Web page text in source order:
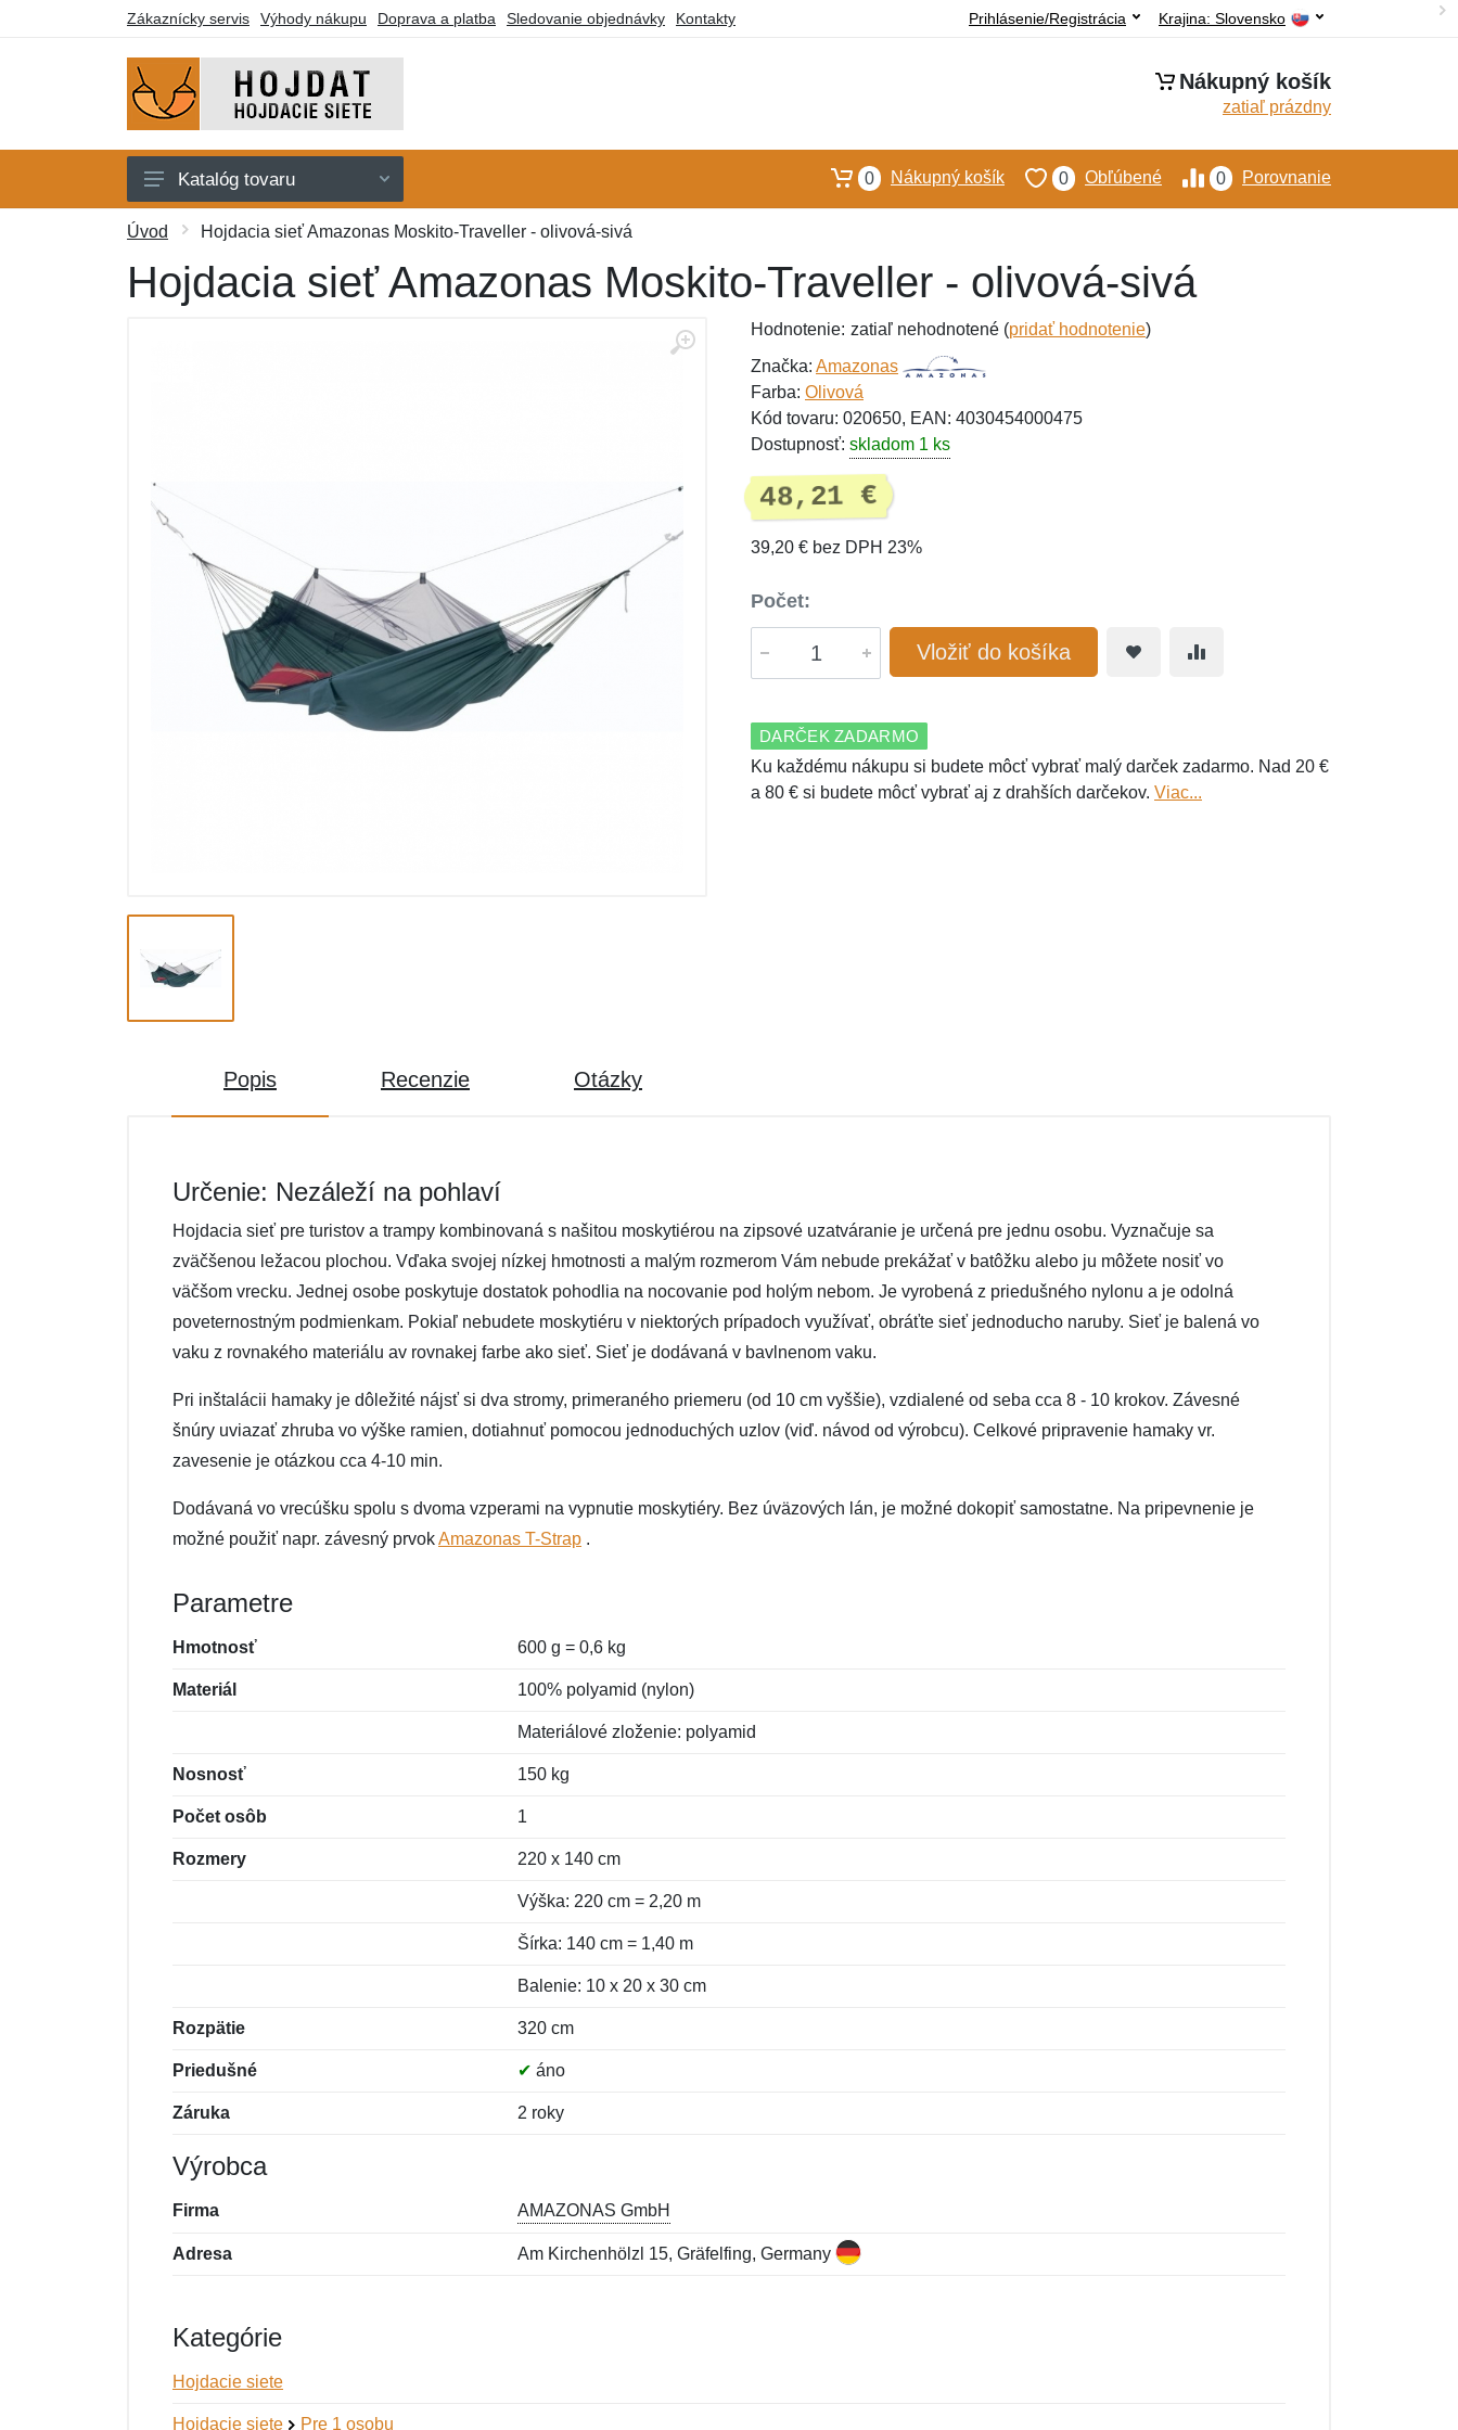
Zákaznícky servis Výhody nákupu Doprava a platba Sledovanie objednávky Kontakty Krajina: Slovensko
Prihlásenie/Registrácia
Nákupný košík
zatiaľ prázdny
Hojdacie siete
Hojdacie kreslá
Stojany
Katalóg tovaru 0 Porovnanie
0 Obľúbené
0 Nákupný košík
Úvod Hojdacia sieť Amazonas Moskito-Traveller - olivová-sivá
Hojdacia sieť Amazonas Moskito-Traveller - olivová-sivá
Hodnotenie: zatiaľ nehodnotené (pridať hodnotenie)
Značka: Amazonas
Farba: Olivová
Kód tovaru: 020650, EAN: 4030454000475
Dostupnosť: skladom 1 ks
48,21 €
39,20 € bez DPH 23%
Počet:
Vložiť do košíka
DARČEK ZADARMO
Ku každému nákupu si budete môcť vybrať malý darček zadarmo. Nad 20 €
a 80 € si budete môcť vybrať aj z drahších darčekov. Viac...
Popis Recenzie Otázky
Určenie: Nezáleží na pohlaví
Hojdacia sieť pre turistov a trampy kombinovaná s našitou moskytiérou na zipsové uzatváranie je určená pre jednu osobu. Vyznačuje sa
zväčšenou ležacou plochou. Vďaka svojej nízkej hmotnosti a malým rozmerom Vám nebude prekážať v batôžku alebo ju môžete nosiť vo
väčšom vrecku. Jednej osobe poskytuje dostatok pohodlia na nocovanie pod holým nebom. Je vyrobená z priedušného nylonu a je odolná
poveternostným podmienkam. Pokiaľ nebudete moskytiéru v niektorých prípadoch využívať, obráťte sieť jednoducho naruby. Sieť je balená vo
vaku z rovnakého materiálu av rovnakej farbe ako sieť. Sieť je dodávaná v bavlnenom vaku.
Pri inštalácii hamaky je dôležité nájsť si dva stromy, primeraného priemeru (od 10 cm vyššie), vzdialené od seba cca 8 - 10 krokov. Závesné
šnúry uviazať zhruba vo výške ramien, dotiahnuť pomocou jednoduchých uzlov (viď. návod od výrobcu). Celkové pripravenie hamaky vr.
zavesenie je otázkou cca 4-10 min.
Dodávaná vo vrecúšku spolu s dvoma vzperami na vypnutie moskytiéry. Bez úväzových lán, je možné dokopiť samostatne. Na pripevnenie je
možné použiť napr. závesný prvokAmazonas T-Strap .
Parametre
Hmotnosť 600 g = 0,6 kg
Materiál 100% polyamid (nylon)
Materiálové zloženie: polyamid
Nosnosť 150 kg
Počet osôb 1
Rozmery 220 x 140 cm
Výška: 220 cm = 2,20 m
Šírka: 140 cm = 1,40 m
Balenie: 10 x 20 x 30 cm
Rozpätie 320 cm
Priedušné ✔ áno
Záruka 2 roky
Výrobca
Firma AMAZONAS GmbH
Adresa Am Kirchenhölzl 15, Gräfelfing, Germany
Kategórie
Hojdacie siete
Hojdacie siete Pre 1 osobu